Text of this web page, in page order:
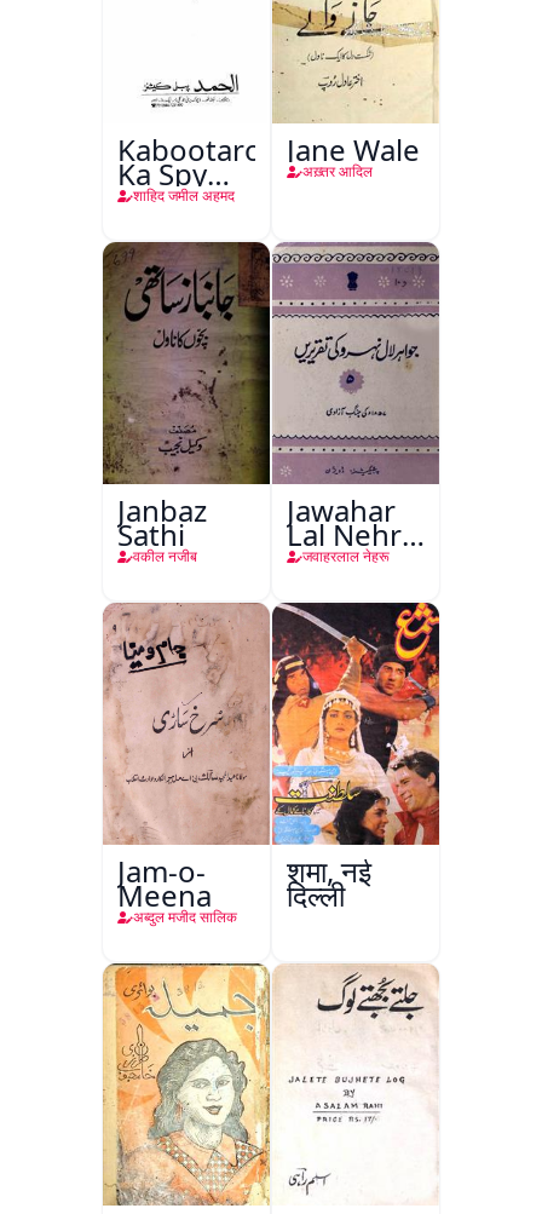
Kabootaron
Ka Spy
Plan
शाहिद जमील अहमद
Jane Wale
अख़्तर आदिल
Janbaz
Sathi
वकील नजीब
Jawahar
Lal Nehru
Ki
(Jang-e-
Azadi)
जवाहरलाल नेहरू
Jam-o-
Meena
अब्दुल मजीद सालिक
शमा, नई
दिल्ली